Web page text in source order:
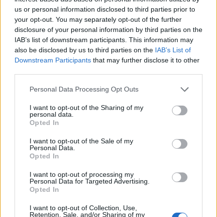
us or personal information disclosed to third parties prior to
your opt-out. You may separately opt-out of the further
disclosure of your personal information by third parties on the
IAB’s list of downstream participants. This information may
also be disclosed by us to third parties on the IAB’s List of
Downstream Participants that may further disclose it to other
Personal Data Processing Opt Outs
I want to opt-out of the Sharing of my
personal data.
Opted In
I want to opt-out of the Sale of my
Personal Data.
Opted In
I want to opt-out of processing my
Personal Data for Targeted Advertising.
Opted In
I want to opt-out of Collection, Use,
Retention, Sale, and/or Sharing of my
пријатните нешта во животот пребрзо ги
земаме здраво за готово.
4.Ги спречува негативните чувства– не
можеме да бидеме лути или завидливи и
благодарни во исто време.
5.Стануваме поотпорни– благодарноста ни
овозможува да ги сместиме тешките ситуации
во поширок контекст и така да ги ставиме во
перспектива. Тоа ни овозможува и брзо
закрепнување и поголема отпорност на стрес.
забележуваме дека другите луѓе ни прават
добро, тоа значи дека вложуваат во нас. На
тој начин може да се развие и сопственото
чувство на вредност.
7.Здравствени придобивки
благодарноста го зајакнува имунолошкиот